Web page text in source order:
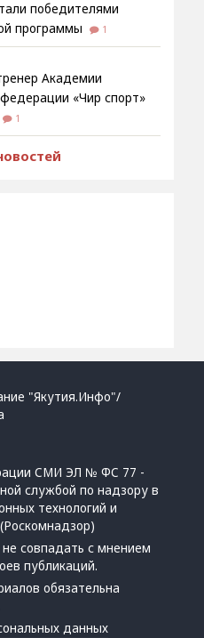
победителями
программы
1
Академии
«Чир спорт»
1
"Якутия.Инфо"/
СМИ ЭЛ № ФС 77 -
службой по надзору в
технологий и
совпадать с мнением
публикаций.
обязательна
данных